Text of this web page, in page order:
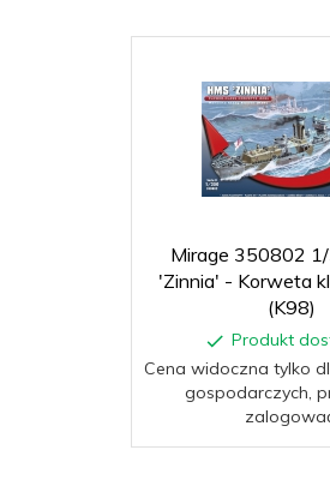
Mirage 350802
'Zinnia' - Korweta
(K98)
Produkt
Cena widoczna tylko
gospodarczych,